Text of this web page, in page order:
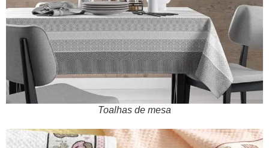
Toalhas de mesa